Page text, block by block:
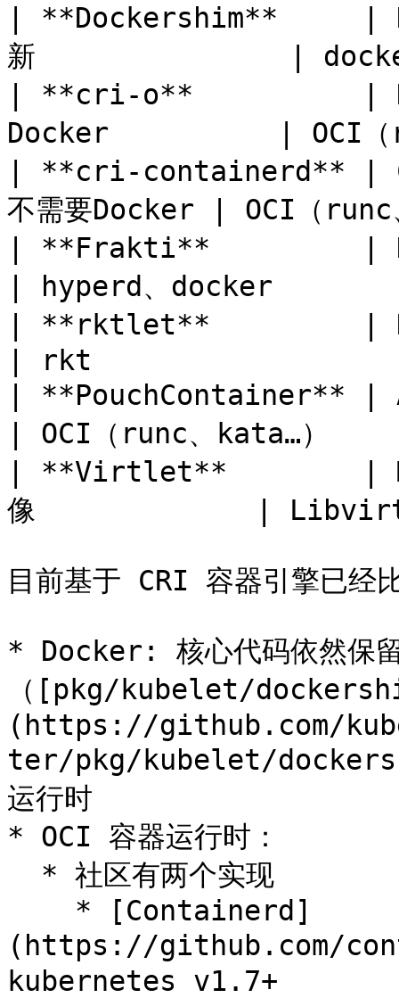
| **Dockershim**     |
新               |
| **cri-o**          |
Docker          | OCI（
| **cri-containerd** |
不需要Docker | OCI（
| **Frakti**         |
| hyperd、docker
| **rktlet**         |
| rkt
| **PouchContainer**
| OCI（runc、kata…）
| **Virtlet**        |
像             | Libvirt
目前基于 CRI 容器引擎已经
* Docker: 核心代码依然保
（[pkg/kubelet/
(https://github.com/
ter/pkg/kubelet/
运行时
* OCI 容器运行时：
(https://github.com/
kubernetes v1.7+